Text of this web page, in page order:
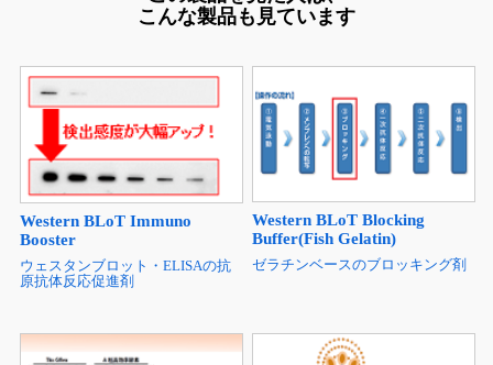
こんな製品も見ています
Western BLoT Immuno
Booster
ウェスタンブロット・ELISAの抗
原抗体反応促進剤
Western BLoT Blocking
Buffer(Fish Gelatin)
ゼラチンベースのブロッキング剤